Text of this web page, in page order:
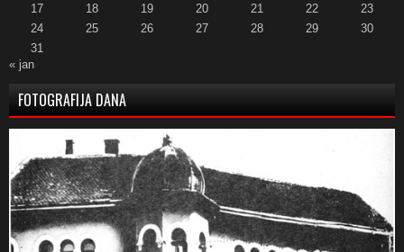
17
18 19 20 21 22
23
24
25 26 27 28 29
30
31
« jan
FOTOGRAFIJA DANA